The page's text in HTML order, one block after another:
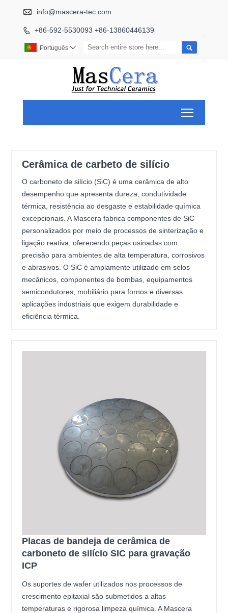
 info@mascera-tec.com
 +86-592-5530093 +86-13860446139

Português 
Cerâmica de carbeto de silício
O carboneto de silício (SiC) é uma cerâmica de alto
desempenho que apresenta dureza, condutividade
térmica, resistência ao desgaste e estabilidade química
excepcionais. A Mascera fabrica componentes de SiC
personalizados por meio de processos de sinterização e
ligação reativa, oferecendo peças usinadas com
precisão para ambientes de alta temperatura, corrosivos
e abrasivos. O SiC é amplamente utilizado em selos
mecânicos, componentes de bombas, equipamentos
semicondutores, mobiliário para fornos e diversas
aplicações industriais que exigem durabilidade e
eficiência térmica.
Placas de bandeja de cerâmica de
carboneto de silício SIC para gravação
ICP
Os suportes de wafer utilizados nos processos de
crescimento epitaxial são submetidos a altas
temperaturas e rigorosa limpeza química. A Mascera